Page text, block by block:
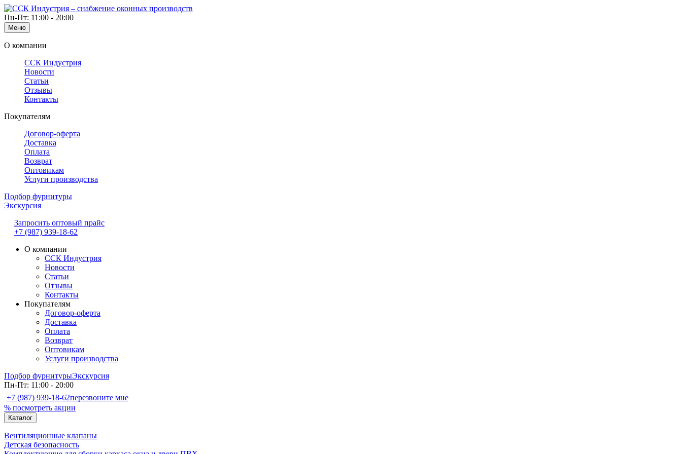
Пн-Пт: 11:00 - 20:00
Меню
О компании
ССК Индустрия
Новости
Статьи
Отзывы
Контакты
Покупателям
Договор-оферта
Доставка
Оплата
Возврат
Оптовикам
Услуги производства
Подбор фурнитуры
Экскурсия
Запросить оптовый прайс
+7 (987) 939-18-62
О компании
ССК Индустрия
Новости
Статьи
Отзывы
Контакты
Покупателям
Договор-оферта
Доставка
Оплата
Возврат
Оптовикам
Услуги производства
Подбор фурнитурыЭкскурсия
Пн-Пт: 11:00 - 20:00
+7 (987) 939-18-62перезвоните мне
% посмотреть акции
Каталог
Вентиляционные клапаны
Детская безопасность